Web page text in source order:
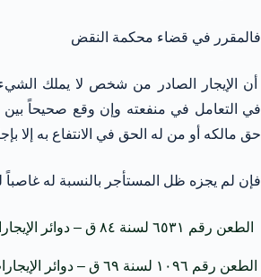
فالمقرر في قضاء محكمة النقض
أن الإيجار الصادر من شخص لا يملك
في التعامل في منفعته وإن وقع صحيحاً بين
حق مالكه أو من له الحق في الانتفاع به إلا
فإن لم يجزه ظل المستأجر بالنسبة له غاصباً
الطعن رقم ٦٥٣١ لسنة ٨٤ ق – دوائر الإيجارات -جلسة 20/10/2021
الطعن رقم ١٠٩٦ لسنة ٦٩ ق – دوائر الإيجارات – جلسة 21/10/2010